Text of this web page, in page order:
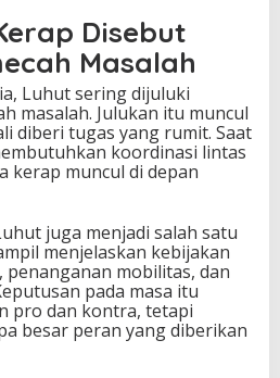
Disebut
Masalah
Luhut sering dijuluki
masalah. Julukan itu muncul
diberi tugas yang rumit. Saat
koordinasi lintas
kerap muncul di depan
juga menjadi salah satu
menjelaskan kebijakan
mobilitas, dan
pada masa itu
pro dan kontra, tetapi
besar peran yang diberikan